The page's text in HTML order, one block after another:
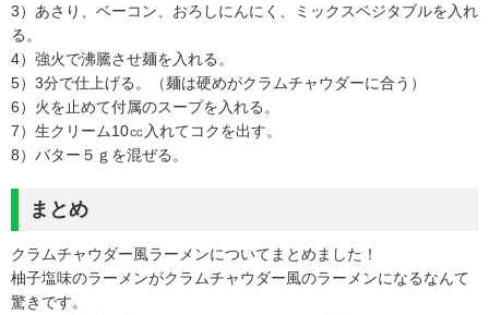
3）あさり、ベーコン、おろしにんにく、ミックスベジタブルを入れ
る。
4）強火で沸騰させ麺を入れる。
5）3分で仕上げる。（麺は硬めがクラムチャウダーに合う）
6）火を止めて付属のスープを入れる。
7）生クリーム10㏄入れてコクを出す。
8）バター５ｇを混ぜる。
まとめ
クラムチャウダー風ラーメンについてまとめました！
柚子塩味のラーメンがクラムチャウダー風のラーメンになるなんて
驚きです。